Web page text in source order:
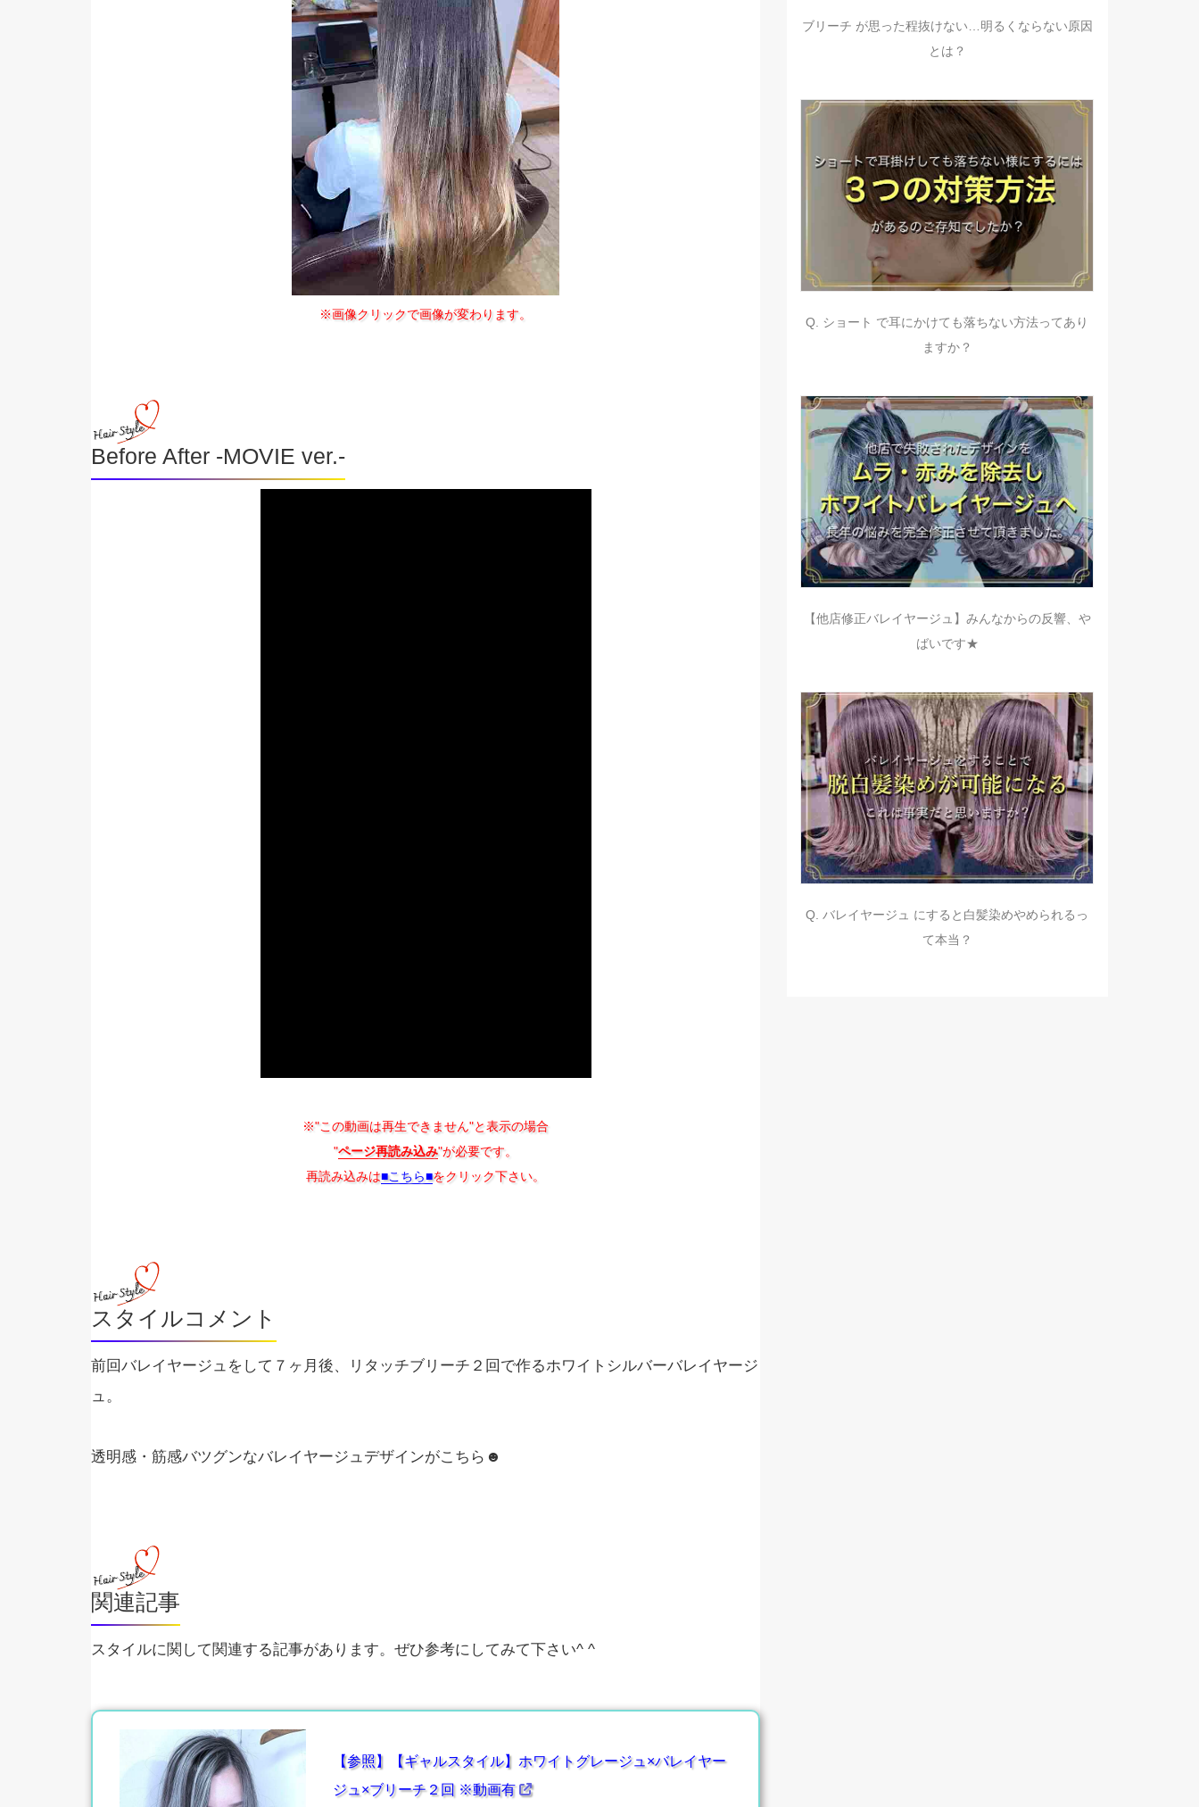
※画像クリックで画像が変わります。
Before After -MOVIE ver.-
※"この動画は再生できません"と表示の場合
"ページ再読み込み"が必要です。
再読み込みは■こちら■をクリック下さい。
スタイルコメント
前回バレイヤージュをして７ヶ月後、リタッチブリーチ２回で作るホワイトシルバーバレイヤージ
ュ。
透明感・筋感バツグンなバレイヤージュデザインがこちら☻
関連記事
スタイルに関して関連する記事があります。ぜひ参考にしてみて下さい^ ^
【参照】【ギャルスタイル】ホワイトグレージュ×バレイヤー
ジュ×ブリーチ２回 ※動画有
ブリーチ が思った程抜けない…明るくならない原因
とは？
Q. ショート で耳にかけても落ちない方法ってあり
ますか？
【他店修正バレイヤージュ】みんなからの反響、や
ばいです★
Q. バレイヤージュ にすると白髪染めやめられるっ
て本当？